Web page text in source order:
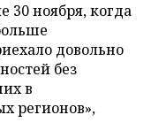
30 ноября, когда
довольно
без
в
регионов»,